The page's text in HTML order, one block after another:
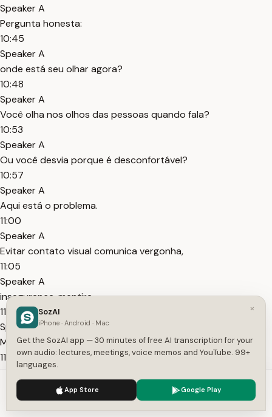
Speaker A
Pergunta honesta:
10:45
Speaker A
onde está seu olhar agora?
10:48
Speaker A
Você olha nos olhos das pessoas quando fala?
10:53
Speaker A
Ou você desvia porque é desconfortável?
10:57
Speaker A
Aqui está o problema.
11:00
Speaker A
Evitar contato visual comunica vergonha,
11:05
Speaker A
insegurança, mentira.
11:08
Speaker A
Mas forçar contato visual comunica agressão,
11:13
Speaker A
desespero, estranheza.
We use cookies to enhance your experience.
×
SozAI
iPhone · Android · Mac
Get the SozAI app — 30 minutes of free AI transcription for your
own audio: lectures, meetings, voice memos and YouTube. 99+
languages.
App Store Google Play